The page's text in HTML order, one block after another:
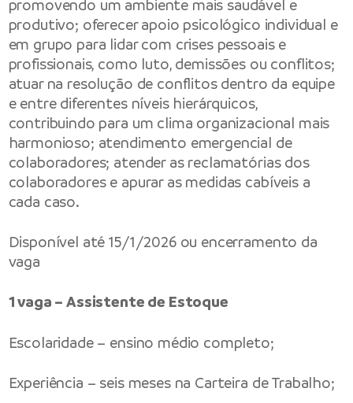
promovendo um ambiente mais saudável e
produtivo; oferecer apoio psicológico individual e
em grupo para lidar com crises pessoais e
profissionais, como luto, demissões ou conflitos;
atuar na resolução de conflitos dentro da equipe
e entre diferentes níveis hierárquicos,
contribuindo para um clima organizacional mais
harmonioso; atendimento emergencial de
colaboradores; atender as reclamatórias dos
colaboradores e apurar as medidas cabíveis a
cada caso.
Disponível até 15/1/2026 ou encerramento da
vaga
1 vaga – Assistente de Estoque
Escolaridade – ensino médio completo;
Experiência – seis meses na Carteira de Trabalho;